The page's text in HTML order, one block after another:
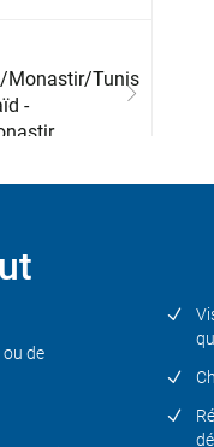
Monastir/Tunis
-
de